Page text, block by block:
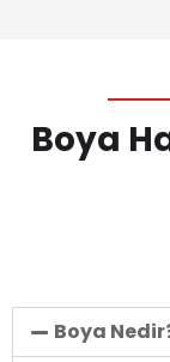
Boya
Boya